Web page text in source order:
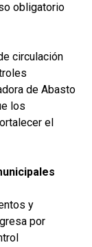
obligatorio
circulación
de Abasto
los
el
y
por